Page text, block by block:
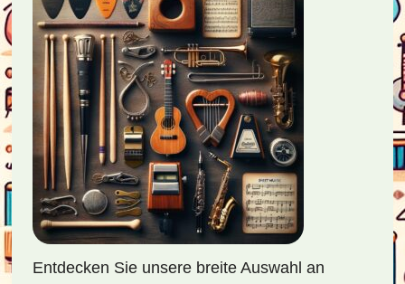
Entdecken Sie unsere breite Auswahl an